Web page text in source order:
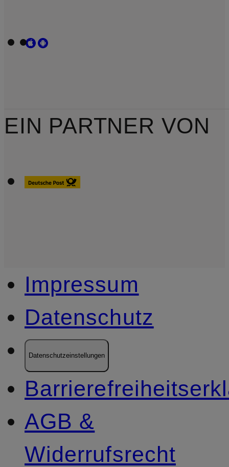
EIN PARTNER VON
Impressum
Datenschutz
Datenschutzeinstellungen
AGB &
Widerrufsrecht